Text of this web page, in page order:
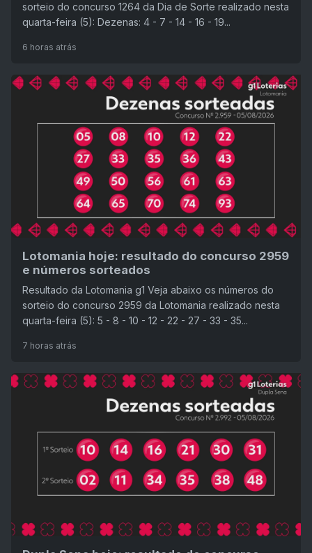
sorteio do concurso 1264 da Dia de Sorte realizado nesta
quarta-feira (5): Dezenas: 4 - 7 - 14 - 16 - 19...
6 horas atrás
Lotomania hoje: resultado do concurso 2959
e números sorteados
Resultado da Lotomania g1 Veja abaixo os números do
sorteio do concurso 2959 da Lotomania realizado nesta
quarta-feira (5): 5 - 8 - 10 - 12 - 22 - 27 - 33 - 35...
7 horas atrás